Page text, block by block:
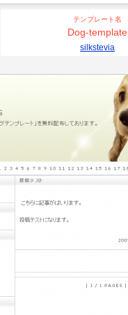
テンプレート名
Dog-template
silkstevia